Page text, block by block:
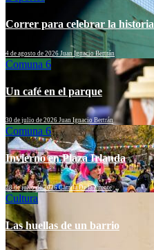
Correr para celebrar la historia
4 de agosto de 2026 Juan Ignacio Bertrán
Comuna 6
Un café en el parque
30 de julio de 2026 Juan Ignacio Bertrán
Comuna 6
Invierno en Plaza Irlanda
28 de julio de 2026Camila De la Fuente
Cultura
Las huellas de un barrio